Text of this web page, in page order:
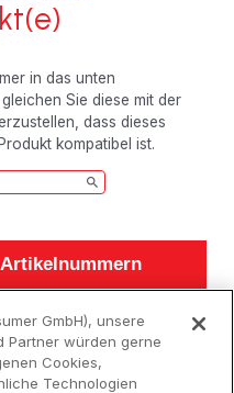
in das unten
Sie diese mit der
dass dieses
kompatibel ist.
Artikelnummern
DJ810510
DJ811516
GmbH), unsere
Partner würden gerne
Cookies,
Technologien